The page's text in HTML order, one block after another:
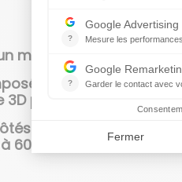
meilleur maintien du
de flocons de
3D pour une meilleure
échancrés
60°C, afin d’avoir un